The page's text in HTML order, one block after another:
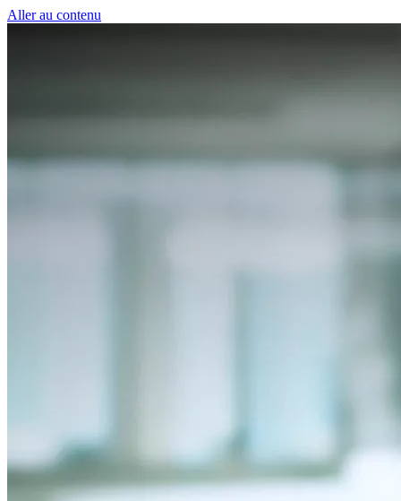
Aller au contenu
Panneau de gestion des cookies